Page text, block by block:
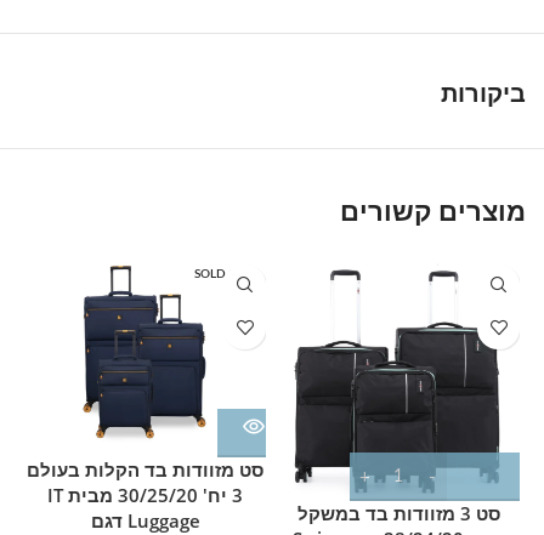
ביקורות
מוצרים קשורים
סט 3 מזוודות בד במשקל
SOLD OUT
סט מזוודות בד הקלות בעולם
3 יח' 30/25/20 מבית IT
Luggage דגם